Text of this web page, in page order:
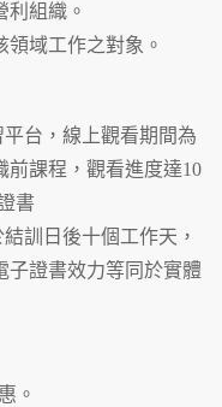
利組織。
域工作之對象。
台，線上觀看期間為
前課程，觀看進度達10
書
訓日後十個工作天，
子證書效力等同於實體
。